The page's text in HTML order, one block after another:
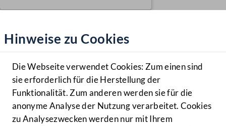
Hilfe
Benutzer
Navigationsmenü öffnen
MENÜ
Hinweise zu Cookies
Die Webseite verwendet Cookies: Zum einen sind
sie erforderlich für die Herstellung der
Funktionalität. Zum anderen werden sie für die
anonyme Analyse der Nutzung verarbeitet. Cookies
zu Analysezwecken werden nur mit Ihrem